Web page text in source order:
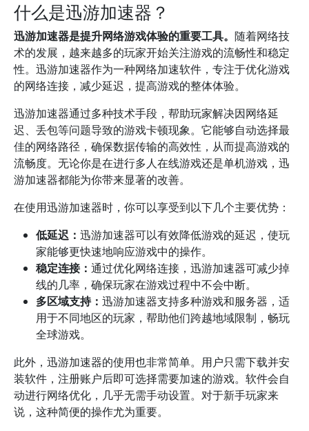
什么是迅游加速器？
迅游加速器是提升网络游戏体验的重要工具。 随着网络技
术的发展，越来越多的玩家开始关注游戏的流畅性和稳定
性。迅游加速器作为一种网络加速软件，专注于优化游戏
的网络连接，减少延迟，提高游戏的整体体验。
迅游加速器通过多种技术手段，帮助玩家解决因网络延
迟、丢包等问题导致的游戏卡顿现象。它能够自动选择最
佳的网络路径，确保数据传输的高效性，从而提高游戏的
流畅度。无论你是在进行多人在线游戏还是单机游戏，迅
游加速器都能为你带来显著的改善。
在使用迅游加速器时，你可以享受到以下几个主要优势：
低延迟： 迅游加速器可以有效降低游戏的延迟，使玩
家能够更快速地响应游戏中的操作。
稳定连接： 通过优化网络连接，迅游加速器可减少掉
线的几率，确保玩家在游戏过程中不会中断。
多区域支持： 迅游加速器支持多种游戏和服务器，适
用于不同地区的玩家，帮助他们跨越地域限制，畅玩
全球游戏。
此外，迅游加速器的使用也非常简单。用户只需下载并安
装软件，注册账户后即可选择需要加速的游戏。软件会自
动进行网络优化，几乎无需手动设置。对于新手玩家来
说，这种简便的操作尤为重要。